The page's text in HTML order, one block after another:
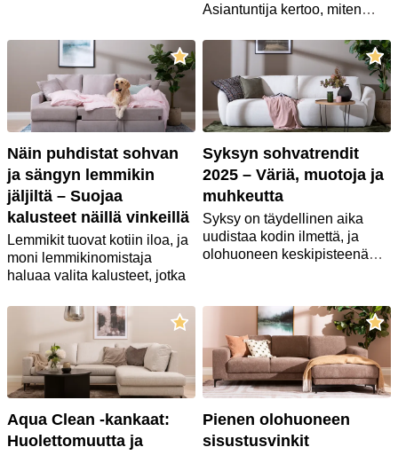
Asiantuntija kertoo, miten
lemmikki- ja lapsiperheessä.
Näin puhdistat sohvan
ja sängyn lemmikin
jäljiltä – Suojaa
kalusteet näillä vinkeillä
Lemmikit tuovat kotiin iloa, ja
moni lemmikinomistaja
haluaa valita kalusteet, jotka
käsittelyssä. Erityisesti
sohva, nojatuolija
sänky
keräävät karvoja, tahroja ja
toisinaan hajuja
muistutukseksi rakkaasta
lemmikistäsi.
Onneksi saat pidettyä
kalusteesi siistissä kunnossa,
Syksyn sohvatrendit
2025 – Väriä, muotoja ja
muhkeutta
Syksy on täydellinen aika
uudistaa kodin ilmettä, ja
olohuoneen keskipisteenä
asiantuntevaa apua juuri
oikean sohvan valinnassa –
olipa tyylisi sitten moderni,
skandinaavinen tai
perinteinen. Tänä syksynä
sohvien värit, muodot ja
materiaalit ovat entistä
luonnonläheisempiä,
lämpimämpiä ja kutsuvampia.
Aqua Clean -kankaat:
Huolettomuutta ja
Pienen olohuoneen
sisustusvinkit